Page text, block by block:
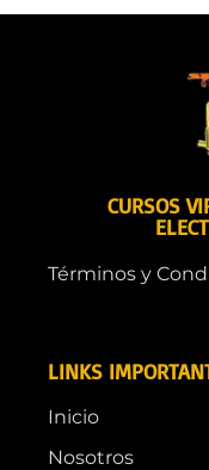
CURSOS
Términos y
LINKS
Inicio
Nosotros